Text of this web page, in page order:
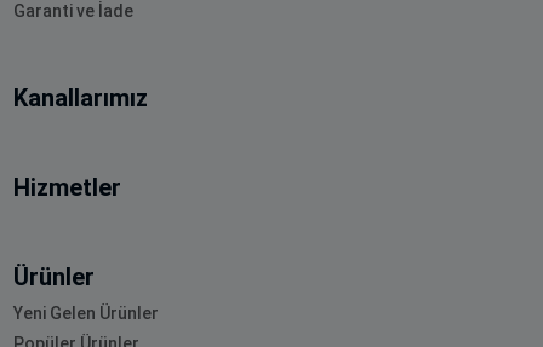
Garanti ve İade
Kanallarımız
Hizmetler
Ürünler
Yeni Gelen Ürünler